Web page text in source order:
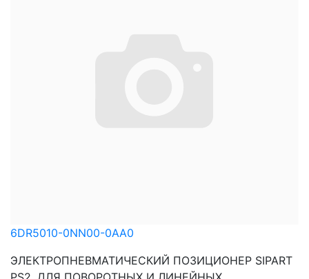
6DR5010-0NN00-0AA0
ЭЛЕКТРОПНЕВМАТИЧЕСКИЙ ПОЗИЦИОНЕР SIPART